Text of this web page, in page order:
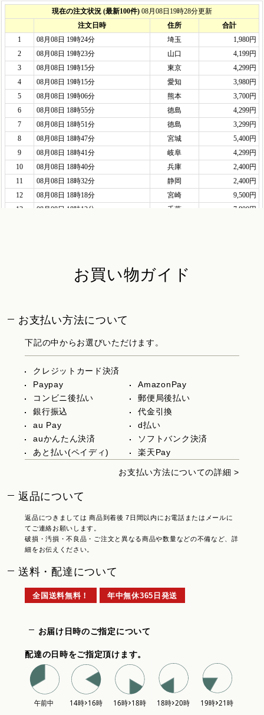
お買い物ガイド
お支払い方法について
下記の中からお選びいただけます。
クレジットカード決済
Paypay
AmazonPay
コンビニ後払い
郵便局後払い
銀行振込
代金引換
au Pay
d払い
auかんたん決済
ソフトバンク決済
あと払い(ペイディ)
楽天Pay
お支払い方法についての詳細 >
返品について
返品につきましては 商品到着後 7日間以内にお電話またはメールに
てご連絡お願いします。
破損・汚損・不良品・ご注文と異なる商品や数量などの不備など、詳
細をお伝えください。
送料・配達について
全国送料無料！ 年中無休365日発送
お届け日時のご指定について
配達の日時をご指定頂けます。